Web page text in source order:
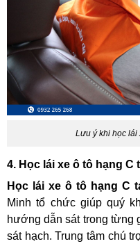
Lưu ý khi học lái
4. Học lái xe ô tô hạng C
Học lái xe ô tô hạng C
Minh tổ chức giúp quý
hướng dẫn sát trong từng
sát hạch. Trung tâm chú